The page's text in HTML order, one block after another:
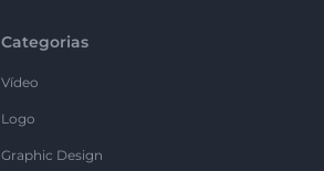
Categorias
Vídeo
Logo
Graphic Design